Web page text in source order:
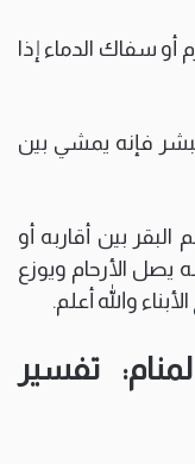
أو سفاك الدماء إذا
فإنه يمشي بين
بين أقاربه أو
يصل الأرحام ويوزع
والله أعلم.
تفسير